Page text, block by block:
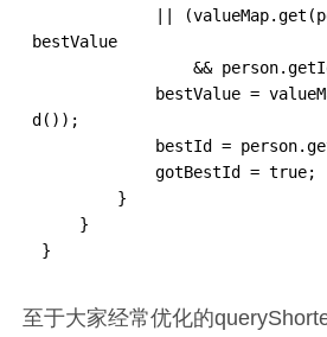
||
bestValue
&& person.getId()
bestValue =
d());
bestId =
gotBestId = true;
}
}
}
至于大家经常优化的